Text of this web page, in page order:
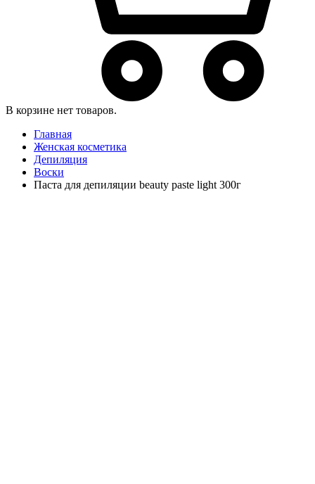
В корзине нет товаров.
Главная
Женская косметика
Депиляция
Воски
Паста для депиляции beauty paste light 300г